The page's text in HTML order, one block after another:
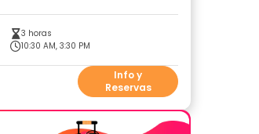
3 horas
10:30 AM, 3:30 PM
Info y
Reservas